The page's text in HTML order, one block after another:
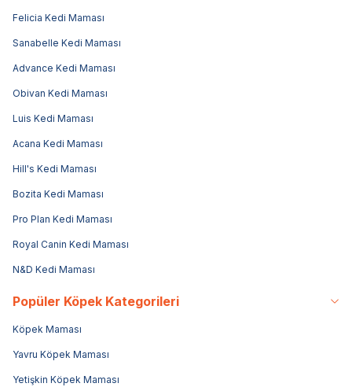
Felicia Kedi Maması
Sanabelle Kedi Maması
Advance Kedi Maması
Obivan Kedi Maması
Luis Kedi Maması
Acana Kedi Maması
Hill's Kedi Maması
Bozita Kedi Maması
Pro Plan Kedi Maması
Royal Canin Kedi Maması
N&D Kedi Maması
Popüler Köpek Kategorileri
Köpek Maması
Yavru Köpek Maması
Yetişkin Köpek Maması